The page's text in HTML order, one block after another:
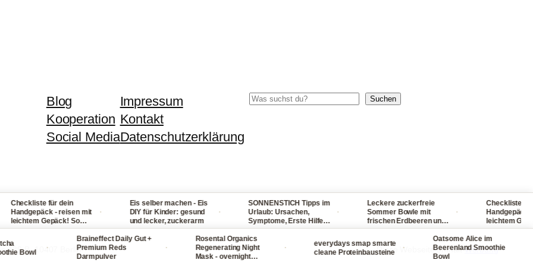
Blog
Kooperation
Social Media
Impressum
Kontakt
Datenschutzerklärung
Suchen Suchen
139 B, 10407 Berlin Diese Webseite enthältWerbung
Checkliste für dein
Handgepäck - reisen mit
leichtem Gepäck! So
du nie wieder zu
viel ein
·
Eis selber machen - Eis
DIY für Kinder: gesund
und lecker, zuckerarm
·
SONNENSTICH Tipps im
Urlaub: Ursachen,
Symptome, Erste Hilfe
bei Fieber, Sonnenbrand
und Halsschmerzen
Leckere zuckerfreie
Sommer Bowle mit
frischen Erdbeeren und
Waldmeister ganz
Checkliste für
Handgepäck -
leichtem Gepäck!
packst du nie
viel ein
Bowl
·
Braineffect Daily Gut +
Premium Reds
Darmpulver
Rosental Organics
Regenerating Night
Mask - overnight
everydays smap smarte
cleane Proteinbausteine
·
Oatsome Alice im
Beerenland Smoothie
Bowl